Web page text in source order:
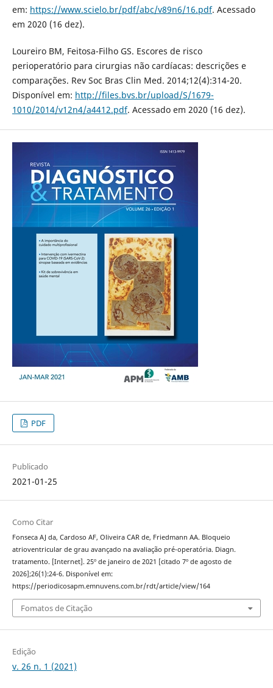
em: https://www.scielo.br/pdf/abc/v89n6/16.pdf. Acessado
em 2020 (16 dez).
Loureiro BM, Feitosa-Filho GS. Escores de risco
perioperatório para cirurgias não cardíacas: descrições e
comparações. Rev Soc Bras Clin Med. 2014;12(4):314-20.
Disponível em: http://files.bvs.br/upload/S/1679-
1010/2014/v12n4/a4412.pdf. Acessado em 2020 (16 dez).
PDF
Publicado
2021-01-25
Como Citar
Fonseca AJ da, Cardoso AF, Oliveira CAR de, Friedmann AA. Bloqueio
atrioventricular de grau avançado na avaliação pré-operatória. Diagn.
tratamento. [Internet]. 25º de janeiro de 2021 [citado 7º de agosto de
2026];26(1):24-6. Disponível em:
https://periodicosapm.emnuvens.com.br/rdt/article/view/164
Fomatos de Citação
Edição
v. 26 n. 1 (2021)